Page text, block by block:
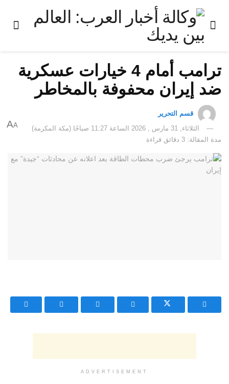
ترامب أمام 4 خيارات عسكرية
ضد إيران محفوفة بالمخاطر
قسم التحرير
الثلاثاء, 31 مارس , 2026 الساعة 11:27 صباحًا (مكة المكرمة)
مدة المقالة: 3 دقائق قراءة
A
A
ADVERTISEMENT